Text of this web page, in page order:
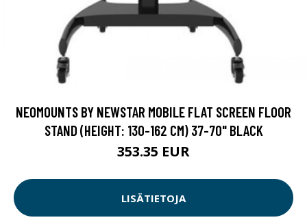
NEOMOUNTS BY NEWSTAR MOBILE FLAT SCREEN FLOOR
STAND (HEIGHT: 130-162 CM) 37-70" BLACK
353.35 EUR
LISÄTIETOJA